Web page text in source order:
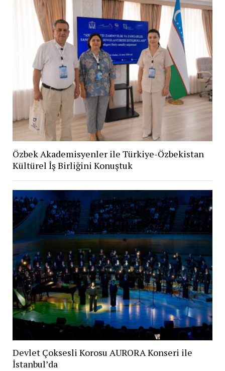
Özbek Akademisyenler ile Türkiye-Özbekistan
Kültürel İş Birliğini Konuştuk
Devlet Çoksesli Korosu AURORA Konseri ile
İstanbul’da